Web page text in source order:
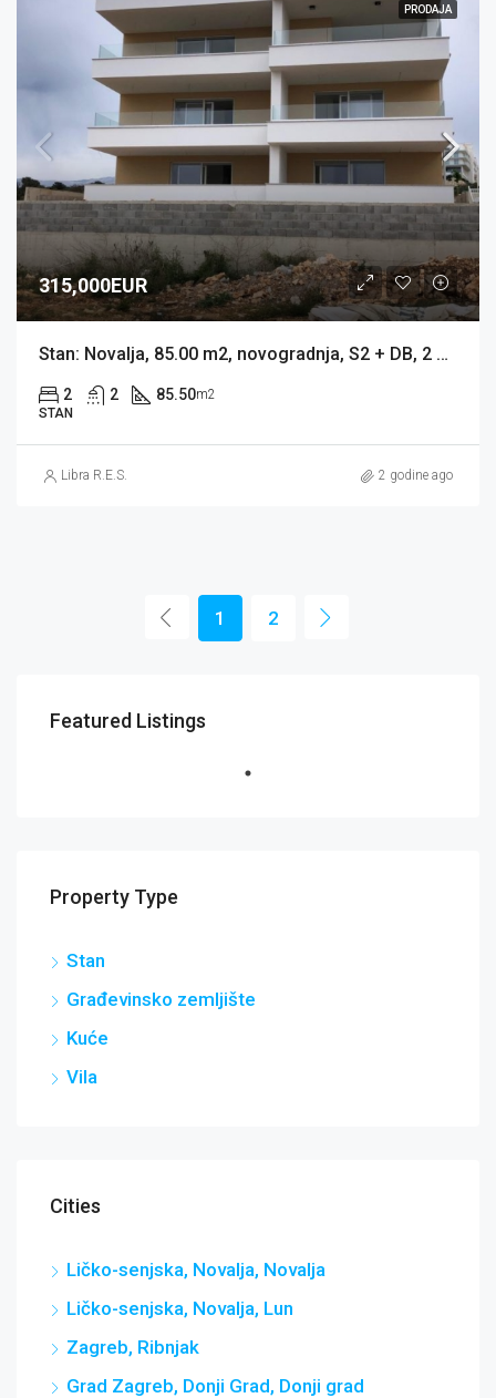
PRODAJA
315,000EUR
Stan: Novalja, 85.00 m2, novogradnja, S2 + DB, 2 KUPAONICE, 1 PM, VRT (prodaja)
2 2 85.50m2
STAN
Libra R.E.S. 2 godine ago
1 2
Featured Listings
Property Type
Stan
Građevinsko zemljište
Kuće
Vila
Cities
Ličko-senjska, Novalja, Novalja
Ličko-senjska, Novalja, Lun
Zagreb, Ribnjak
Grad Zagreb, Donji Grad, Donji grad